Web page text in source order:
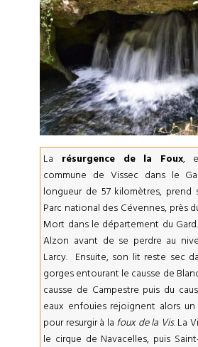
La résurgence de la Foux,
commune de Vissec dans le
longueur de 57 kilomètres, prend
Parc national des Cévennes, près
Mort dans le département du Gard.
Alzon avant de se perdre au
Larcy. Ensuite, son lit reste sec
gorges entourant le causse de
causse de Campestre puis du
eaux enfouies rejoignent alors un
pour resurgir à la foux de la Vis. La
le cirque de Navacelles, puis